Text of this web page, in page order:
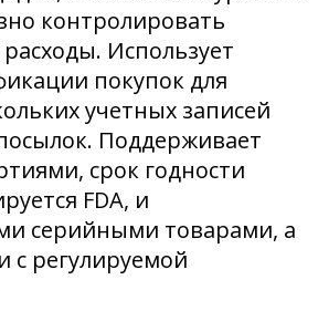
контролировать
Использует
покупок для
учетных записей
Поддерживает
срок годности
FDA, и
серийными товарами, а
с регулируемой